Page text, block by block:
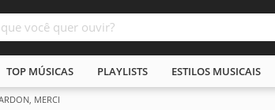
TOP MÚSICAS PLAYLISTS ESTILOS MUSICAIS
MERCI